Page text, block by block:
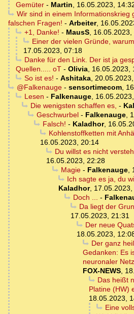
Gemüter - Martin
16.05.2023,
Wir sind in einem Informationskrieg
falschen Fragen! - Arbeiter,
+1, Danke! - MausS, 16.05.2023,
Einer der vielen Gründe,
17.05.2023, 07:18
Danke für den Link. Der ist ja
Quellen..... oT - Olivia 16.05.2023,
So ist es! - Ashitaka,
@Falkenauge- sensortimecom,
Lesen - Falkenauge,
Die wenigsten schaffen es, -
Geschwurbel- Falkenauge,
Falsch! - Kaladhor,
Kohlenstoffketten mit
16.05.2023, 20:14
Du willst es nicht
16.05.2023, 22:28
Magie- Falkenauge,
Ich sagte es ja, du
Kaladhor,
Doch ...
-
Da liegt der
17.05.2023, 21:31
Der neue
18.05.2023,
Der ganz
Gedanken: Es
neuronaler
FOX-NEWS
Das heißt
Platine (HW)
18.05.2023,
Eine